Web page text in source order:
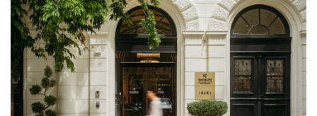
Podcast